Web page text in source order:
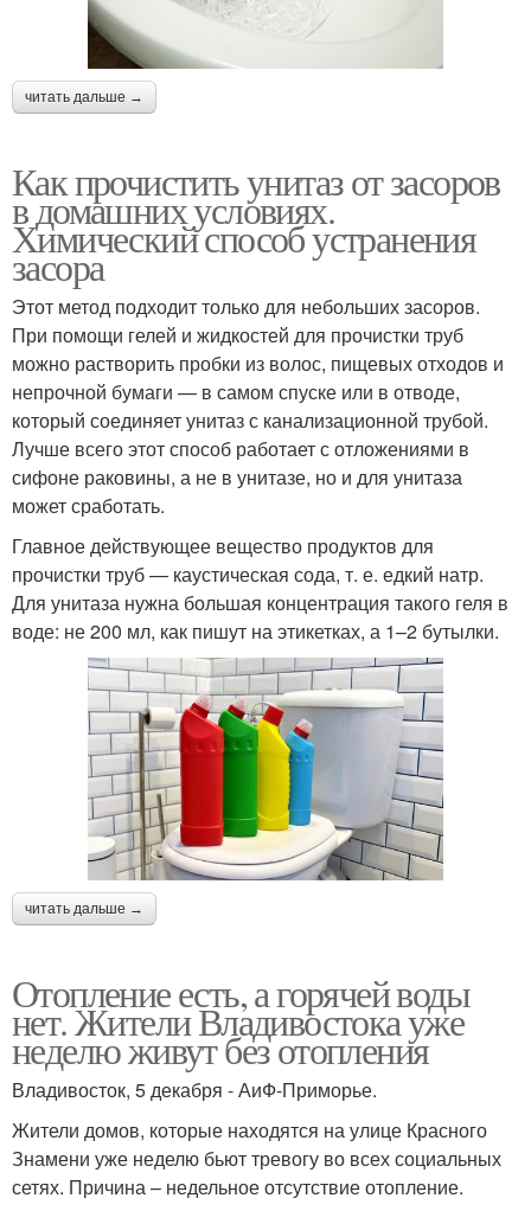
читать дальше →
Как прочистить унитаз от засоров
в домашних условиях.
Химический способ устранения
засора
Этот метод подходит только для небольших засоров.
При помощи гелей и жидкостей для прочистки труб
можно растворить пробки из волос, пищевых отходов и
непрочной бумаги — в самом спуске или в отводе,
который соединяет унитаз с канализационной трубой.
Лучше всего этот способ работает с отложениями в
сифоне раковины, а не в унитазе, но и для унитаза
может сработать.
Главное действующее вещество продуктов для
прочистки труб — каустическая сода, т. е. едкий натр.
Для унитаза нужна большая концентрация такого геля в
воде: не 200 мл, как пишут на этикетках, а 1–2 бутылки.
читать дальше →
Отопление есть, а горячей воды
нет. Жители Владивостока уже
неделю живут без отопления
Владивосток, 5 декабря - АиФ-Приморье.
Жители домов, которые находятся на улице Красного
Знамени уже неделю бьют тревогу во всех социальных
сетях. Причина – недельное отсутствие отопление.